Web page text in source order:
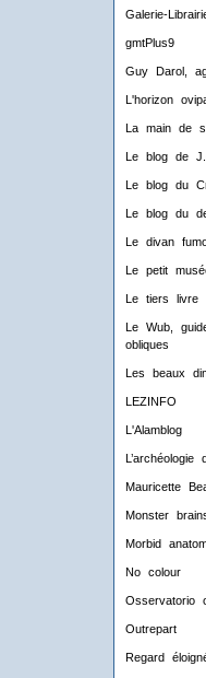
Galerie-
gmtPlus9
Guy Darol,
L'horizon
La main de
Le blog de
Le blog du
Le blog du
Le divan
Le petit
Le tiers livre
Le Wub,
obliques
Les beaux
LEZINFO
L'Alamblog
L’archéologie
Mauricette
Monster
Morbid
No colour
Osservatorio
Outrepart
Regard